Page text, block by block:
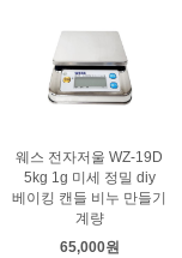
웨스 전자저울 WZ-19D
5kg 1g 미세 정밀 diy
베이킹 캔들 비누 만들기
계량
65,000원